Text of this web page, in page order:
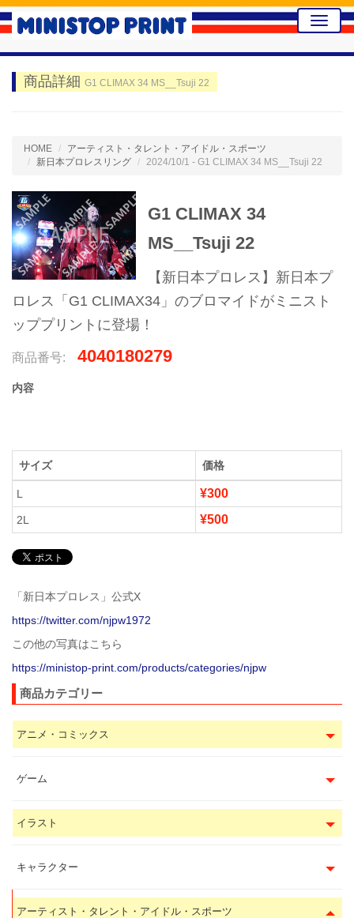
Toggle
商品詳細 G1 CLIMAX 34 MS__Tsuji 22
HOME
アーティスト・タレント・アイドル・スポーツ
新日本プロレスリング
2024/10/1 - G1 CLIMAX 34 MS__Tsuji 22
G1 CLIMAX 34
MS__Tsuji 22
【新日本プロレス】新日本プ
ロレス「G1 CLIMAX34」のブロマイドがミニスト
ッププリントに登場！
商品番号: 4040180279
内容
サイズ 価格
L ¥300
2L ¥500
「新日本プロレス」公式X
https://twitter.com/njpw1972
この他の写真はこちら
https://ministop-print.com/products/categories/njpw
商品カテゴリー
アニメ・コミックス
ゲーム
イラスト
キャラクター
アーティスト・タレント・アイドル・スポーツ